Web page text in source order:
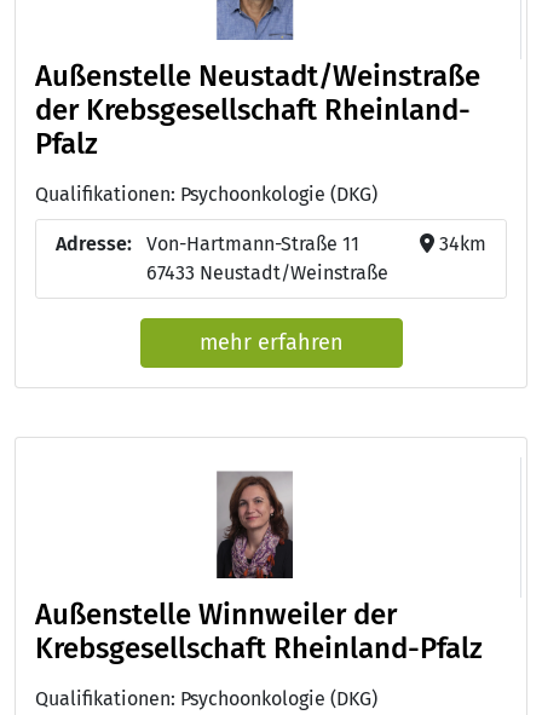
Außenstelle Neustadt/Weinstraße
der Krebsgesellschaft Rheinland-
Pfalz
Qualifikationen: Psychoonkologie (DKG)
Adresse:
Von-Hartmann-Straße 11
67433 Neustadt/Weinstraße
34km
mehr erfahren
Außenstelle Winnweiler der
Krebsgesellschaft Rheinland-Pfalz
Qualifikationen: Psychoonkologie (DKG)